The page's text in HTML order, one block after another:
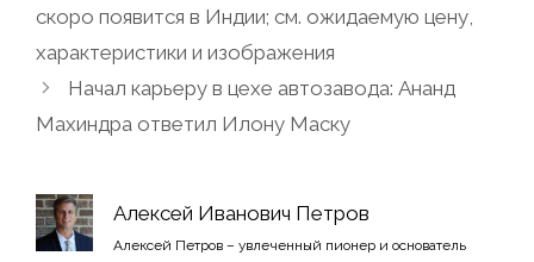
скоро появится в Индии; см. ожидаемую цену,
характеристики и изображения
Начал карьеру в цехе автозавода: Ананд
Махиндра ответил Илону Маску
Алексей Иванович Петров
Алексей Петров – увлеченный пионер и основатель